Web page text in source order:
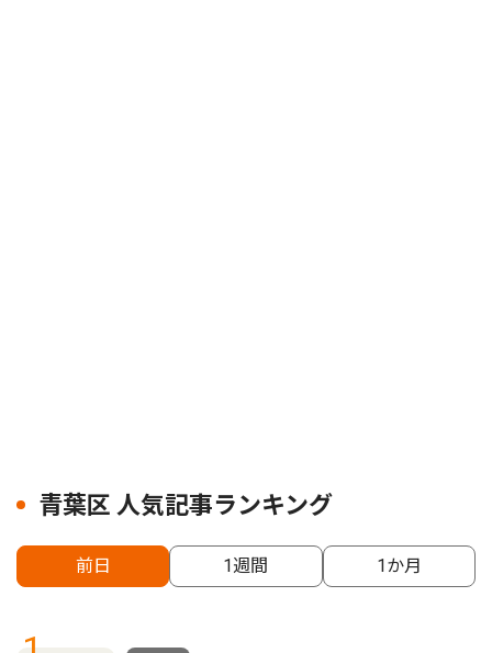
青葉区 人気記事ランキング
前日 1週間 1か月